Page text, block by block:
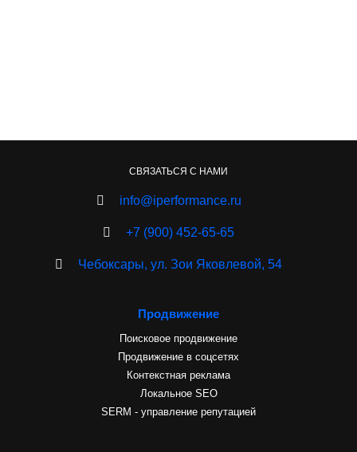
СВЯЗАТЬСЯ С НАМИ
info@iperformance.ru
+7 (900) 452-65-65
Чебоксары, ул. Зои Яковлевой, 54
Продвижение
Поисковое продвижение
Продвижение в соцсетях
Контекстная реклама
Локальное SEO
SERM - управление репутацией